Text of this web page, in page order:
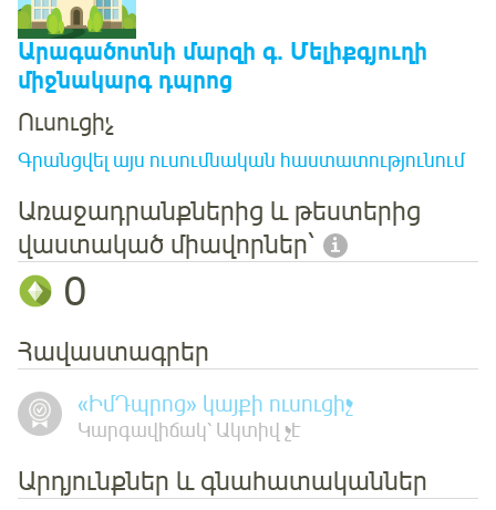
Արագածոտնի մարզի գ. Մելիքգյուղի
միջնակարգ դպրոց
Ուսուցիչ
Գրանցվել այս ուսումնական հաստատությունում
Առաջադրանքներից և թեստերից
վաստակած միավորներ՝
0
Հավաստագրեր
«ԻմԴպրոց» կայքի ուսուցիչ
Կարգավիճակ՝ Ակտիվ չէ
Արդյունքներ և գնահատականներ